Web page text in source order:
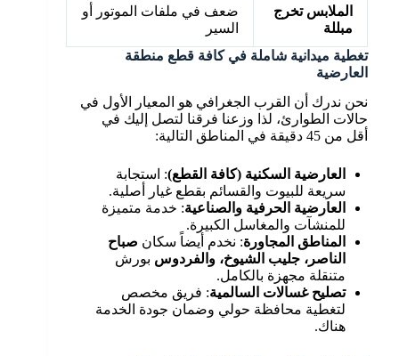
الملابس تخرج
مبللة
ضعف في ملفات الموتور أو
السير
تغطية ميدانية شاملة في كافة قطع منطقة
العارضية
نحن ندرك أن القرب الجغرافي هو المعيار الأول في
حالات الطوارئ، لذا وزعنا فرقنا لتصل إليك في
أقل من 45 دقيقة في المناطق التالية:
العارضية السكنية (كافة القطع): استجابة
سريعة للبيوت والقسائم بقطع غيار أصلية.
العارضية الحرفية والصناعية: خدمة متميزة
للمنشآت والمغاسل الكبيرة.
المناطق المجاورة: نخدم أيضاً سكان صباح
الناصر، جليب الشيوخ، والفردوس بورش
متنقلة مجهزة بالكامل.
تصليح غسالات السالمية: فريق مخصص
لتغطية محافظة حولي وضمان جودة الخدمة
هناك.